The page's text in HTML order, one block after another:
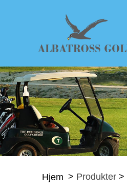
Hjem > Produkter >